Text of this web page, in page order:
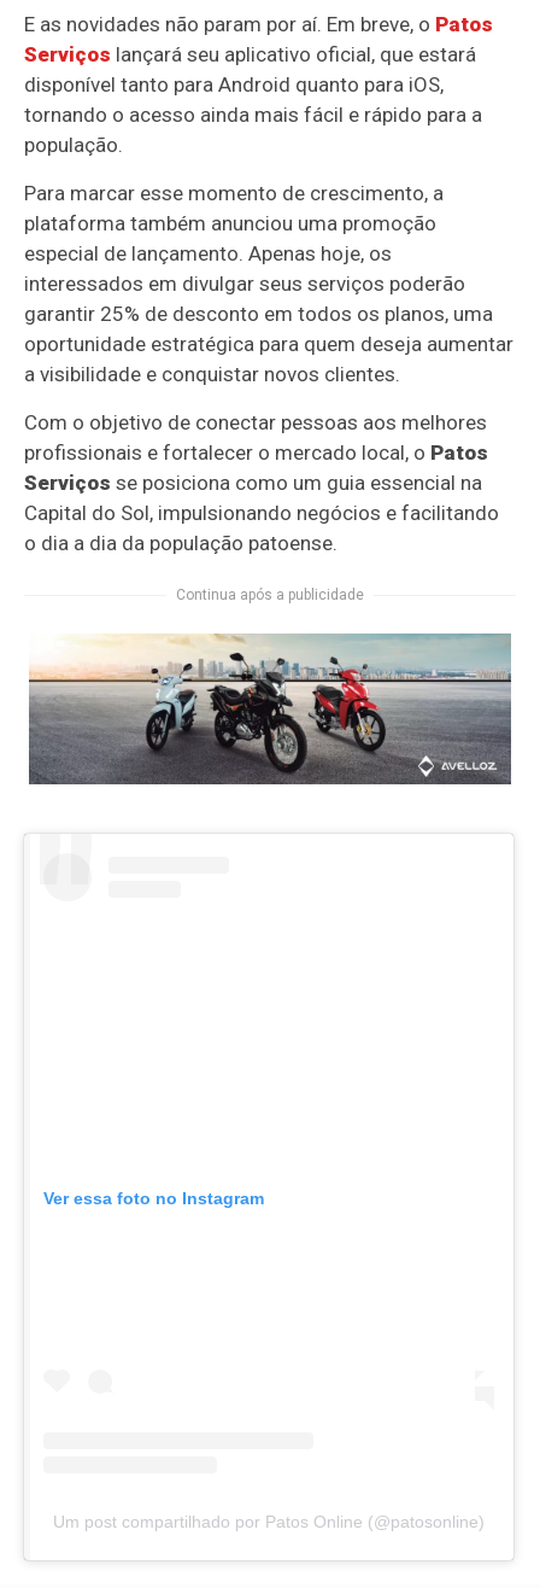
E as novidades não param por aí. Em breve, o Patos
Serviços lançará seu aplicativo oficial, que estará
disponível tanto para Android quanto para iOS,
tornando o acesso ainda mais fácil e rápido para a
população.
Para marcar esse momento de crescimento, a
plataforma também anunciou uma promoção
especial de lançamento. Apenas hoje, os
interessados em divulgar seus serviços poderão
garantir 25% de desconto em todos os planos, uma
oportunidade estratégica para quem deseja aumentar
a visibilidade e conquistar novos clientes.
Com o objetivo de conectar pessoas aos melhores
profissionais e fortalecer o mercado local, o Patos
Serviços se posiciona como um guia essencial na
Capital do Sol, impulsionando negócios e facilitando
o dia a dia da população patoense.
Continua após a publicidade
Ver essa foto no Instagram
Um post compartilhado por Patos Online (@patosonline)